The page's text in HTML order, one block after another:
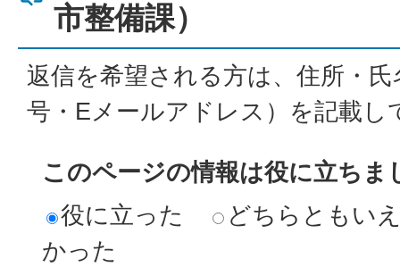
市整備課）
返信を希望される方は、住所・
号・Eメールアドレス）を記載し
このページの情報は役に立ちま
役に立った
どちらともい
かった